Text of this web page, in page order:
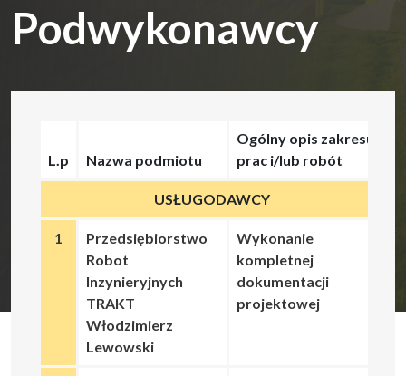
Podwykonawcy
L.p Nazwa podmiotu
Ogólny opis zakresu
prac i/lub robót
USŁUGODAWCY
1
Przedsiębiorstwo
Robot
Inzynieryjnych
TRAKT
Włodzimierz
Lewowski
Wykonanie
kompletnej
dokumentacji
projektowej